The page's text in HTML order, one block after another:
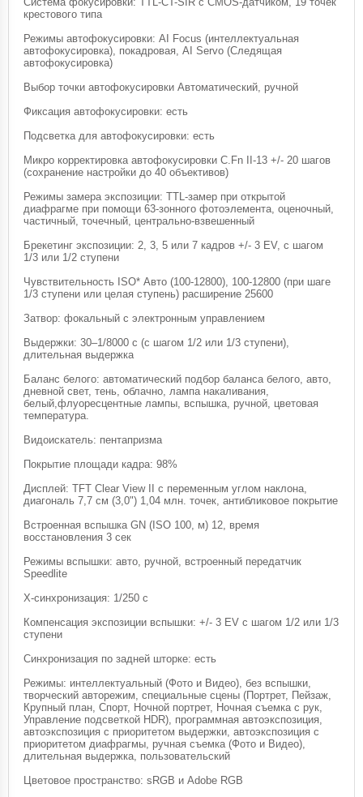
крестового типа
Режимы автофокусировки: AI Focus (интеллектуальная
автофокусировка), покадровая, AI Servo (Следящая
автофокусировка)
Выбор точки автофокусировки Автоматический, ручной
Фиксация автофокусировки: есть
Подсветка для автофокусировки: есть
Микро корректировка автофокусировки C.Fn II-13 +/- 20 шагов
(сохранение настройки до 40 объективов)
Режимы замера экспозиции: TTL-замер при открытой
диафрагме при помощи 63-зонного фотоэлемента, оценочный,
частичный, точечный, центрально-взвешенный
Брекетинг экспозиции: 2, 3, 5 или 7 кадров +/- 3 EV, с шагом
1/3 или 1/2 ступени
Чувствительность ISO* Авто (100-12800), 100-12800 (при шаге
1/3 ступени или целая ступень) расширение 25600
Затвор: фокальный с электронным управлением
Выдержки: 30–1/8000 с (с шагом 1/2 или 1/3 ступени),
длительная выдержка
Баланс белого: автоматический подбор баланса белого, авто,
дневной свет, тень, облачно, лампа накаливания,
белый,флуоресцентные лампы, вспышка, ручной, цветовая
температура.
Видоискатель: пентапризма
Покрытие площади кадра: 98%
Дисплей: TFT Clear View II с переменным углом наклона,
диагональ 7,7 см (3,0") 1,04 млн. точек, антибликовое покрытие
Встроенная вспышка GN (ISO 100, м) 12, время
восстановления 3 сек
Режимы вспышки: авто, ручной, встроенный передатчик
Speedlite
X-синхронизация: 1/250 c
Компенсация экспозиции вспышки: +/- 3 EV с шагом 1/2 или 1/3
ступени
Синхронизация по задней шторке: есть
Режимы: интеллектуальный (Фото и Видео), без вспышки,
творческий авторежим, специальные сцены (Портрет, Пейзаж,
Крупный план, Спорт, Ночной портрет, Ночная съемка с рук,
Управление подсветкой HDR), программная автоэкспозиция,
автоэкспозиция с приоритетом выдержки, автоэкспозиция с
приоритетом диафрагмы, ручная съемка (Фото и Видео),
длительная выдержка, пользовательский
Цветовое пространство: sRGB и Adobe RGB